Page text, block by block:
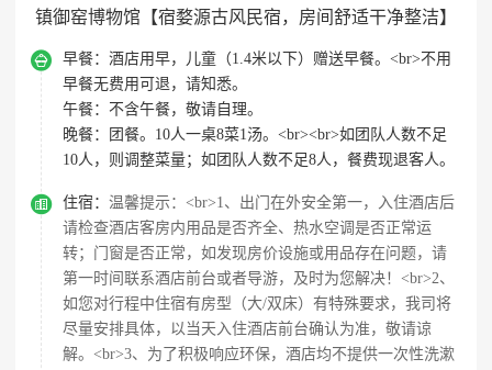
镇御窑博物馆【宿婺源古风民宿，房间舒适干净整洁】
 早餐： 酒店用早，儿童（1.4米以下）赠送早餐。<br>不用
早餐无费用可退，请知悉。
午餐： 不含午餐，敬请自理。
晚餐：
团餐。10人一桌8菜1汤。<br><br>如团队人数不足
10人，则调整菜量；如团队人数不足8人，餐费现退客人。
 住宿： 温馨提示：<br>1、出门在外安全第一，入住酒店后
请检查酒店客房内用品是否齐全、热水空调是否正常运
转；门窗是否正常，如发现房价设施或用品存在问题，请
第一时间联系酒店前台或者导游，及时为您解决！<br>2、
如您对行程中住宿有房型（大/双床）有特殊要求，我司将
尽量安排具体，以当天入住酒店前台确认为准，敬请谅
解。<br>3、为了积极响应环保，酒店均不提供一次性洗漱